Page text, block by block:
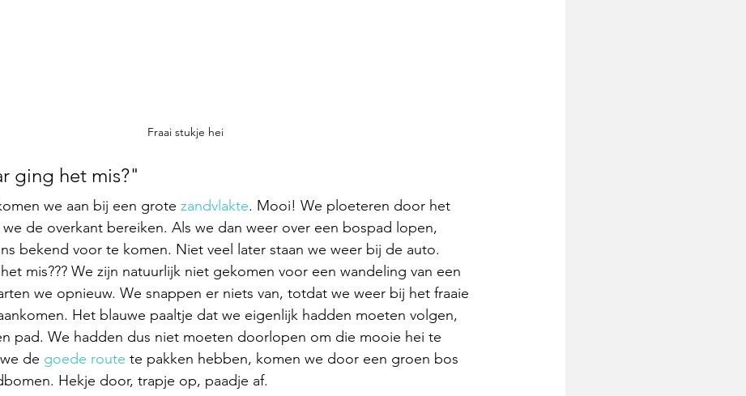
Fraai stukje hei
ging het mis?"
we aan bij een grote zandvlakte. Mooi! We ploeteren door het
de overkant bereiken. Als we dan weer over een bospad lopen,
bekend voor te komen. Niet veel later staan we weer bij de auto.
mis??? We zijn natuurlijk niet gekomen voor een wandeling van een
we opnieuw. We snappen er niets van, totdat we weer bij het fraaie
Het blauwe paaltje dat we eigenlijk hadden moeten volgen,
pad. We hadden dus niet moeten doorlopen om die mooie hei te
de goede route te pakken hebben, komen we door een groen bos
Hekje door, trapje op, paadje af.